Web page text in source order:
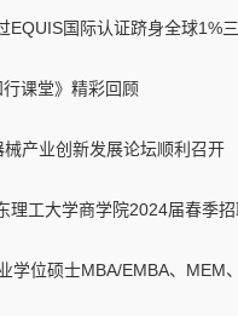
EQUIS国际认证跻身全球1%
行课堂》精彩回顾
产业创新发展论坛顺利召开
理工大学商学院2024届春季
学位硕士MBA/EMBA、MEM